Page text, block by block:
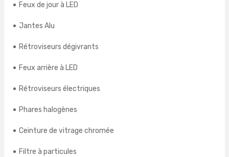
Feux de jour à LED
Jantes Alu
Rétroviseurs dégivrants
Feux arrière à LED
Rétroviseurs électriques
Phares halogènes
Ceinture de vitrage chromée
Filtre à particules